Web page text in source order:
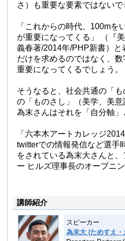
さ）も重要な要素ではないで
「これからの時代、100m
が重要になってくる」 （『
義春著/2014年/PHP新書）
だけを求めるのではなく、
重要になってくるでしょう。
そうなると、社会共通の「
の「ものさし」（美学、美
為末さんはそれを「自分軸」
「六本木アートカレッジ
twitterでの情報発信など選手
をされている為末大さんと
ー ヒルズ理事長のオープニ
講師紹介
スピーカー
為末大 (ためすえ・